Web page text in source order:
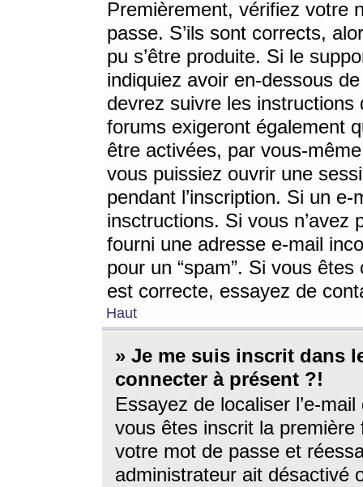
Premièrement, vérifiez votre
passe. S’ils sont corrects,
pu s’être produite. Si le
indiquiez avoir en-dessous
devrez suivre les
forums exigeront également
être activées, par vous-
vous puissiez ouvrir une
pendant l’inscription. Si un
insctructions. Si vous n’avez
fourni une adresse e-mail
pour un “spam”. Si vous
est correcte, essayez de
Haut
» Je me suis inscrit dans
connecter à présent ?!
Essayez de localiser l’e-
vous êtes inscrit la première
votre mot de passe et
administrateur ait désactivé